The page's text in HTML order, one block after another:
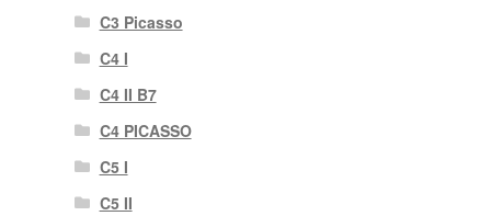
C3 Picasso
C4 I
C4 II B7
C4 PICASSO
C5 I
C5 II